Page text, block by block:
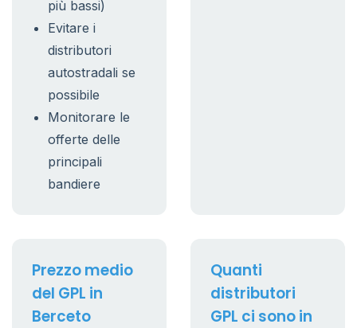
più bassi)
Evitare i
distributori
autostradali se
possibile
Monitorare le
offerte delle
principali
bandiere
Prezzo medio
del GPL in
Berceto
Quanti
distributori
GPL ci sono in